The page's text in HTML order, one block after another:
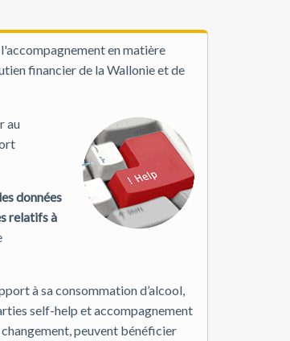
en matière
financier de la Wallonie et de
au
données
relatifs à
à sa consommation d’alcool,
self-help et accompagnement
peuvent bénéficier